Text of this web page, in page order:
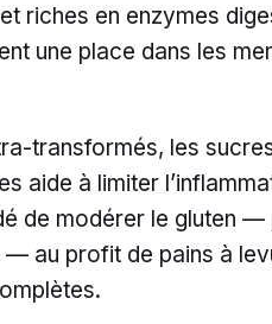
riches en enzymes
une place dans les
transformés, les
aide à limiter
de modérer le gluten —
au profit de pains à